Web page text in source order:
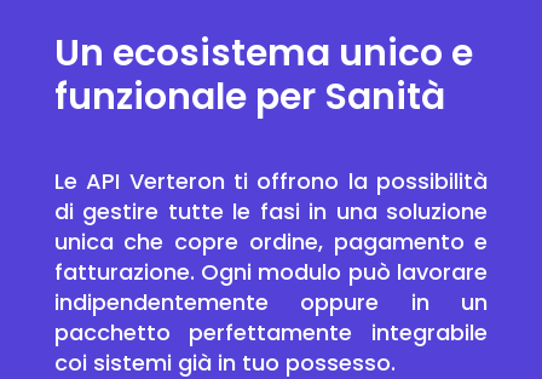
Un ecosistema unico e
funzionale per Sanità
Le API Verteron ti offrono la possibilità
di gestire tutte le fasi in una soluzione
unica che copre ordine, pagamento e
fatturazione. Ogni modulo può lavorare
indipendentemente oppure in un
pacchetto perfettamente integrabile
coi sistemi già in tuo possesso.